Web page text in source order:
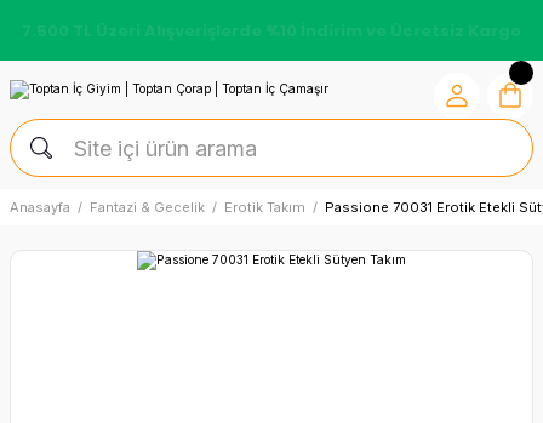
Anasayfa Fantazi & Gecelik Erotik Takım Passione 70031 Erotik Etekli